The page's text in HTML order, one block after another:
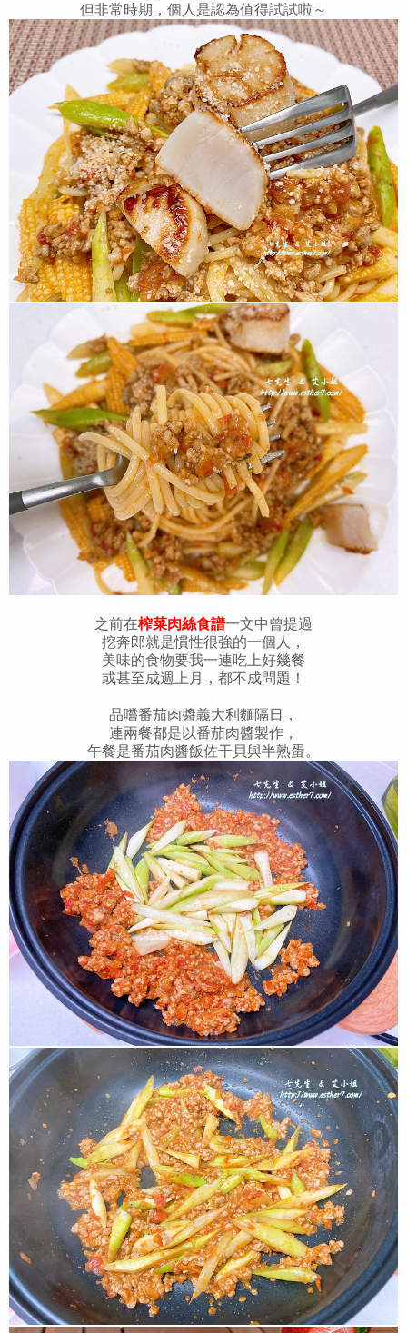
但非常時期，個人是認為值得試試啦～
之前在榨菜肉絲食譜一文中曾提過
挖奔郎就是慣性很強的一個人，
美味的食物要我一連吃上好幾餐
或甚至成週上月，都不成問題！
品嚐番茄肉醬義大利麵隔日，
連兩餐都是以番茄肉醬製作，
午餐是番茄肉醬飯佐干貝與半熟蛋。